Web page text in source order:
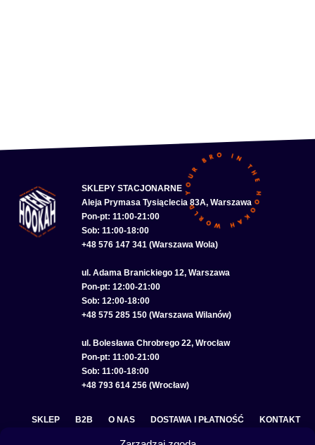
SKLEPY STACJONARNE
Aleja Prymasa Tysiąclecia 83A, Warszawa
Pon-pt: 11:00-21:00
Sob: 11:00-18:00
+48 576 147 341 (Warszawa Wola)
ul. Adama Branickiego 12, Warszawa
Pon-pt: 12:00-21:00
Sob: 12:00-18:00
+48 575 285 150 (Warszawa Wilanów)
ul. Bolesława Chrobrego 22, Wrocław
Pon-pt: 11:00-21:00
Sob: 11:00-18:00
+48 793 614 256 (Wrocław)
SKLEP B2B O NAS DOSTAWA I PŁATNOŚĆ KONTAKT